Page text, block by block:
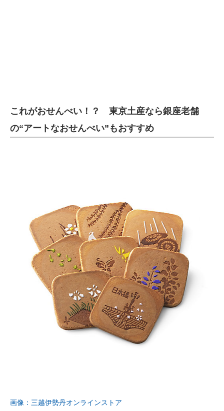
これがおせんべい！？ 東京土産なら銀座老舗
の“アートなおせんべい”もおすすめ
画像：三越伊勢丹オンラインストア